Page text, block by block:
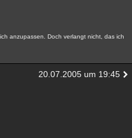
anzupassen. Doch verlangt nicht, das ich
20.07.2005 um 19:45